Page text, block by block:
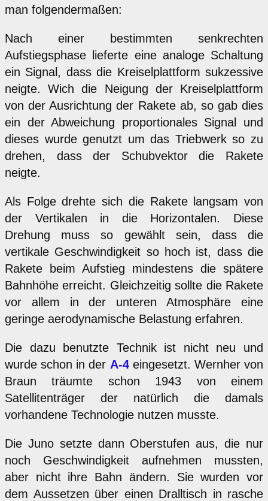
man folgendermaßen:
Nach einer bestimmten senkrechten
Aufstiegsphase lieferte eine analoge Schaltung
ein Signal, dass die Kreiselplattform sukzessive
neigte. Wich die Neigung der Kreiselplattform
von der Ausrichtung der Rakete ab, so gab dies
ein der Abweichung proportionales Signal und
dieses wurde genutzt um das Triebwerk so zu
drehen, dass der Schubvektor die Rakete
neigte.
Als Folge drehte sich die Rakete langsam von
der Vertikalen in die Horizontalen. Diese
Drehung muss so gewählt sein, dass die
vertikale Geschwindigkeit so hoch ist, dass die
Rakete beim Aufstieg mindestens die spätere
Bahnhöhe erreicht. Gleichzeitig sollte die Rakete
vor allem in der unteren Atmosphäre eine
geringe aerodynamische Belastung erfahren.
Die dazu benutzte Technik ist nicht neu und
wurde schon in der A-4eingesetzt. Wernher von
Braun träumte schon 1943 von einem
Satellitenträger der natürlich die damals
vorhandene Technologie nutzen musste.
Die Juno setzte dann Oberstufen aus, die nur
noch Geschwindigkeit aufnehmen mussten,
aber nicht ihre Bahn ändern. Sie wurden vor
dem Aussetzen über einen Dralltisch in rasche